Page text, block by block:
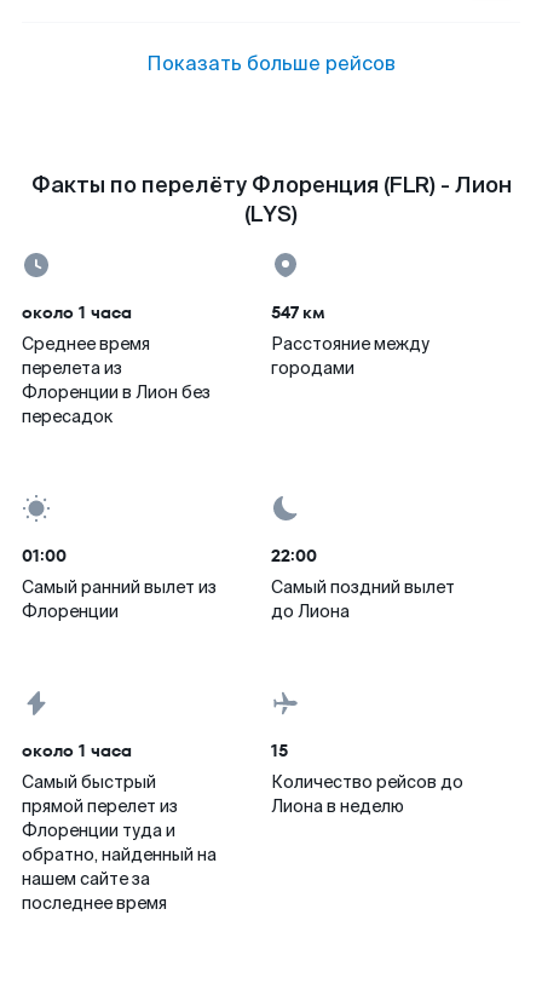
Показать больше рейсов
Факты по перелёту Флоренция (FLR) - Лион
(LYS)
около 1 часа
Среднее время
перелета из
Флоренции в Лион без
пересадок
547 км
Расстояние между
городами
01:00
Самый ранний вылет из
Флоренции
22:00
Самый поздний вылет
до Лиона
около 1 часа
Самый быстрый
прямой перелет из
Флоренции туда и
обратно, найденный на
нашем сайте за
последнее время
15
Количество рейсов до
Лиона в неделю